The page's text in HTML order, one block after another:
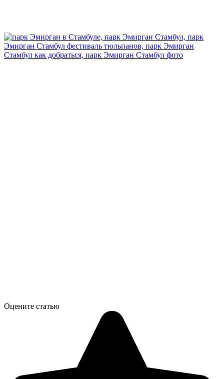
Оцените статью